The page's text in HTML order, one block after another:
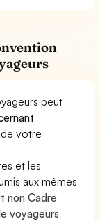
peut
votre
et les
aux mêmes
non Cadre
voyageurs